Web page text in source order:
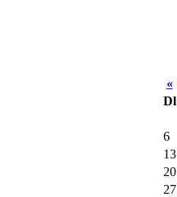
«
Dl
6
13
20
27